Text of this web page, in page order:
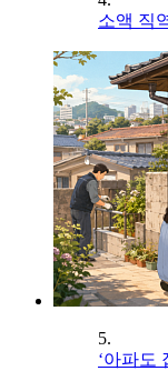
소액 직
5.
‘아파도